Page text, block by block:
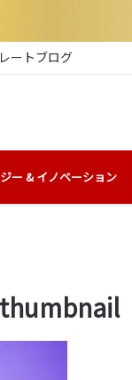
ートブログ
ー & イノベーション